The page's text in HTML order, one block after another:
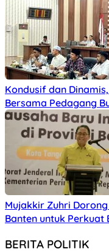
Kondusif dan
Bersama Pedagang
Mujakkir Zuhri
Banten untuk Perkuat
BERITA POLITIK